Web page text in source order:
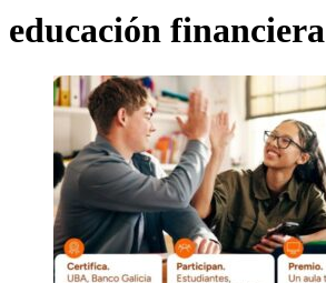
educación financiera